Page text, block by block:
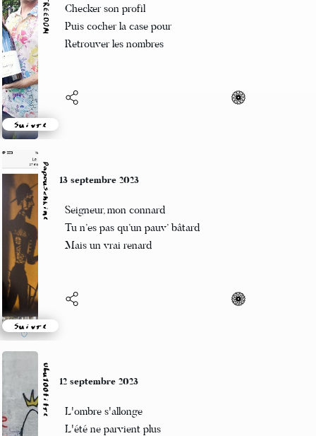
Suivre
les acteurs se concentraient
le rire débordait on l'entendait
un vrai moment de gaieté
Naga
Suivre
10 septembre 2023
Quelque part, là
En orbite, j'aperçois
Le monde à travers toi
Grizzly 10 septembre 2023
branches courbées
cassées sous le poids